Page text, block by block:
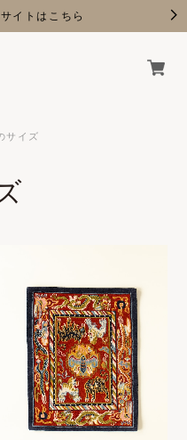
イトはこちら
サイズ